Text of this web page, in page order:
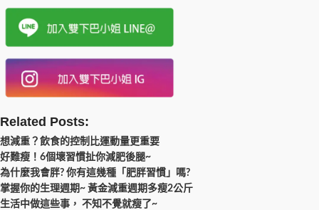
Related Posts:
想減重？飲食的控制比運動量更重要
好難瘦！6個壞習慣扯你減肥後腿~
為什麼我會胖? 你有這幾種「肥胖習慣」嗎?
掌握你的生理週期~ 黃金減重週期多瘦2公斤
生活中做這些事， 不知不覺就瘦了~